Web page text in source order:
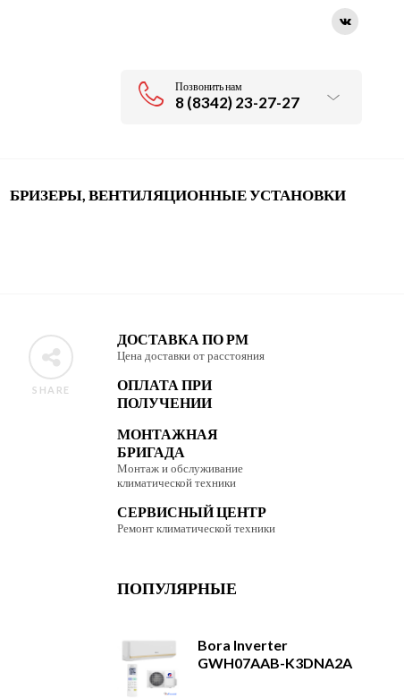
Позвонить нам
8 (8342) 23-27-27
БРИЗЕРЫ, ВЕНТИЛЯЦИОННЫЕ УСТАНОВКИ
ДОСТАВКА ПО РМ
Цена доставки от расстояния
ОПЛАТА ПРИ
ПОЛУЧЕНИИ
МОНТАЖНАЯ
БРИГАДА
Монтаж и обслуживание
климатической техники
СЕРВИСНЫЙ ЦЕНТР
Ремонт климатической техники
ПОПУЛЯРНЫЕ
Bora Inverter
GWH07AAB-K3DNA2A
SHARE